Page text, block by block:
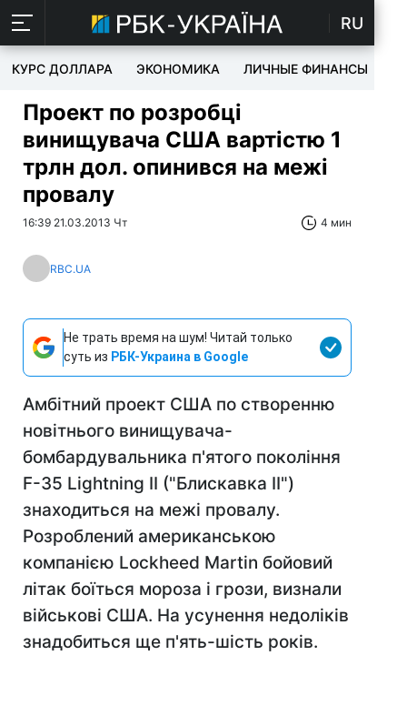
RU
КУРС ДОЛЛАРА ЭКОНОМИКА ЛИЧНЫЕ ФИНАНСЫ
Проект по розробці
винищувача США вартістю 1
трлн дол. опинився на межі
провалу
16:39 21.03.2013 Чт 4 мин
RBC.UA
Не трать время на шум! Читай только
суть из РБК-Украина в Google
Амбітний проект США по створенню
новітнього винищувача-
бомбардувальника п'ятого покоління
F-35 Lightning II ("Блискавка II")
знаходиться на межі провалу.
Розроблений американською
компанією Lockheed Martin бойовий
літак боїться мороза і грози, визнали
військові США. На усунення недоліків
знадобиться ще п'ять-шість років.